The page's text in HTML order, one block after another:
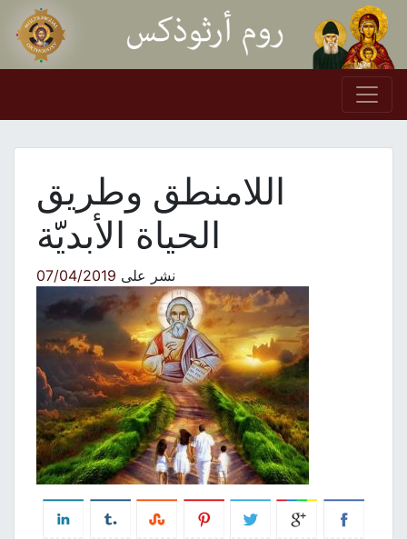
Skip to content
Main Navigation
اللامنطق وطريق
الحياة الأبديّة
نشر على07/04/2019